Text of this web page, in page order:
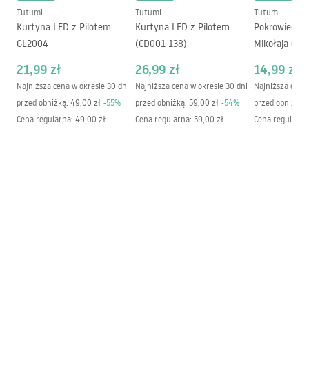
Tutumi
Kurtyna LED z Pilotem
GL2004
21,99 zł
Najniższa cena w okresie 30 dni
przed obniżką: 49,00 zł -55%
Cena regularna: 49,00 zł
Tutumi
Kurtyna LED z Pilotem
(CD001-138)
26,99 zł
Najniższa cena w okresie 30 dni
przed obniżką: 59,00 zł -54%
Cena regularna: 59,00 zł
Tutumi
Pokrowiec
Mikołaja 6
14,99 zł
Najniższa
przed obniżką:
Cena regularna